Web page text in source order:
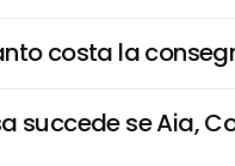
costa la
succede se Aia,